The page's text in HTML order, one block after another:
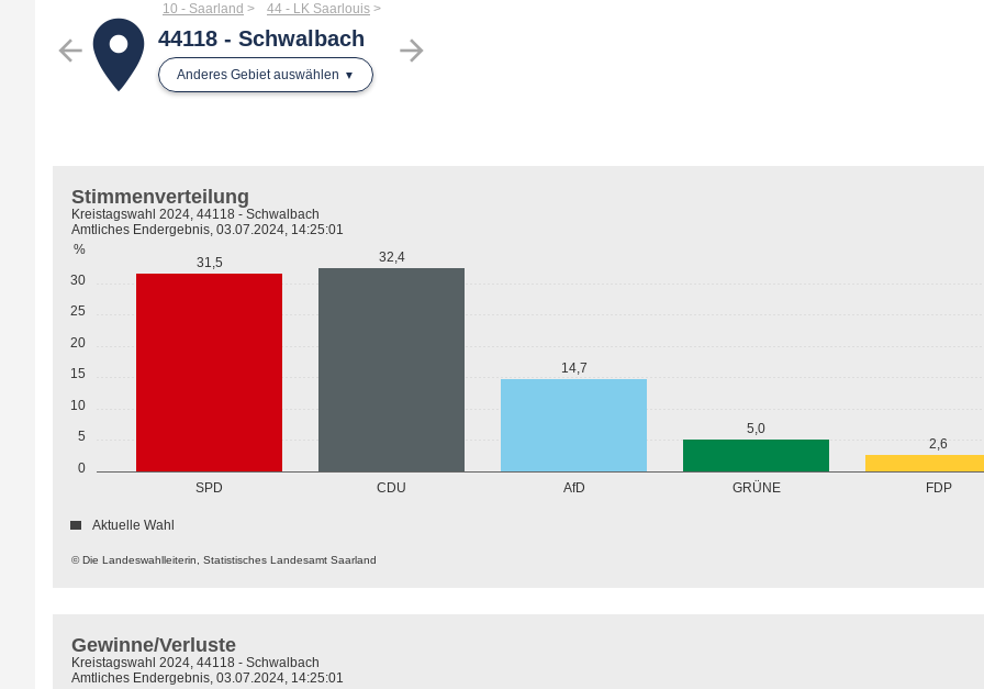
arrow_back arrow_forward
place
10 - Saarland 44 - LK Saarlouis
44118 - Schwalbach
Anderes Gebiet auswählen
0
5
10
15
20
25
30
%
SPD CDU AfD GRÜNE FDP
31,5 32,4
14,7
5,0
2,6
© Die Landeswahlleiterin, Statistisches Landesamt Saarland
Stimmenverteilung
Kreistagswahl 2024, 44118 - Schwalbach
Amtliches Endergebnis, 03.07.2024, 14:25:01
Aktuelle Wahl
Gewinne/Verluste
Kreistagswahl 2024, 44118 - Schwalbach
Amtliches Endergebnis, 03.07.2024, 14:25:01